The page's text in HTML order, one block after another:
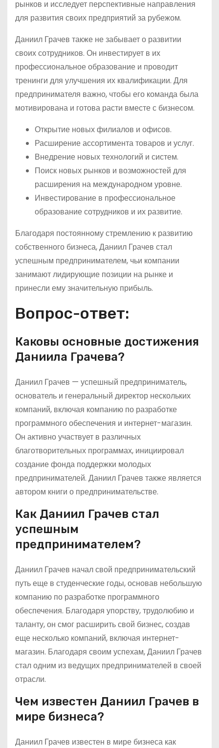
рынков и исследует перспективные направления
для развития своих предприятий за рубежом.
Даниил Грачев также не забывает о развитии
своих сотрудников. Он инвестирует в их
профессиональное образование и проводит
тренинги для улучшения их квалификации. Для
предпринимателя важно, чтобы его команда была
мотивирована и готова расти вместе с бизнесом.
Открытие новых филиалов и офисов.
Расширение ассортимента товаров и услуг.
Внедрение новых технологий и систем.
Поиск новых рынков и возможностей для
расширения на международном уровне.
Инвестирование в профессиональное
образование сотрудников и их развитие.
Благодаря постоянному стремлению к развитию
собственного бизнеса, Даниил Грачев стал
успешным предпринимателем, чьи компании
занимают лидирующие позиции на рынке и
принесли ему значительную прибыль.
Вопрос-ответ:
Каковы основные достижения
Даниила Грачева?
Даниил Грачев — успешный предприниматель,
основатель и генеральный директор нескольких
компаний, включая компанию по разработке
программного обеспечения и интернет-магазин.
Он активно участвует в различных
благотворительных программах, инициировал
создание фонда поддержки молодых
предпринимателей. Даниил Грачев также является
автором книги о предпринимательстве.
Как Даниил Грачев стал
успешным
предпринимателем?
Даниил Грачев начал свой предпринимательский
путь еще в студенческие годы, основав небольшую
компанию по разработке программного
обеспечения. Благодаря упорству, трудолюбию и
таланту, он смог расширить свой бизнес, создав
еще несколько компаний, включая интернет-
магазин. Благодаря своим успехам, Даниил Грачев
стал одним из ведущих предпринимателей в своей
отрасли.
Чем известен Даниил Грачев в
мире бизнеса?
Даниил Грачев известен в мире бизнеса как